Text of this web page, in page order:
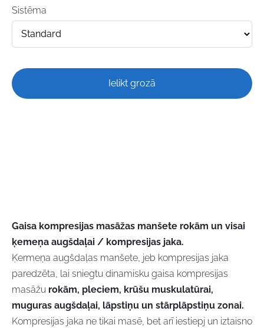
Sistēma
Ielikt grozā
Gaisa kompresijas masāžas manšete rokām un visai
ķemeņa augšdaļai / kompresijas jaka.
Ķermeņa augšdaļas manšete, jeb kompresijas jaka
paredzēta, lai sniegtu dinamisku gaisa kompresijas
masāžu rokām, pleciem, krūšu muskulatūrai,
muguras augšdaļai, lāpstiņu un stārplāpstiņu zonai.
Kompresijas jaka ne tikai masē, bet arī iestiepj un iztaisno